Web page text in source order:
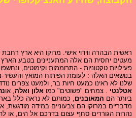
ראשית הבהרה ווידוי אישי. מרוקו היא ארץ
מעטים יחסית הם אלה המתעניינים בטבע הארץ
פעילויות טקטוניות - התרוממות וקימוטים,
בנושאים האלה : לעומת הפיתוח המואץ והעשיר-
שלנו לא ראינו כמעט חיות בר, ולמעט צפרים
אטלנטי . צמחים "פשוטים" כמו אלון ואלה, או
ביותר הם המאובנים, כמותם לא נראה כלל
מדבריים במרוקו הם צבעוניים במידה מודגשת,
נהרות הגוררים סחף עצום בדרכם אל הים, או